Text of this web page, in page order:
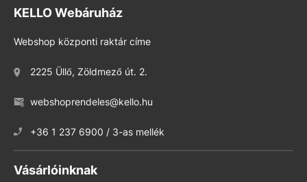
KELLO Webáruház
Webshop központi raktár címe
2225 Üllő, Zöldmező út. 2.
webshoprendeles@kello.hu
+36 1 237 6900 / 3-as mellék
Vásárlóinknak